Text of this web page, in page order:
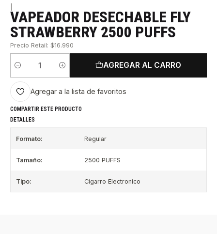
VAPEADOR DESECHABLE FLY
STRAWBERRY 2500 PUFFS
Precio Retail: $16.990
Cantidad
AGREGAR AL CARRO
Agregar a la lista de favoritos
COMPARTIR ESTE PRODUCTO
DETALLES
Formato: Regular
Tamaño: 2500 PUFFS
Tipo: Cigarro Electronico